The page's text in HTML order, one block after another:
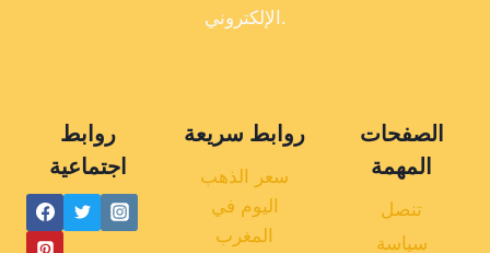
الإلكتروني.
روابط
اجتماعية
روابط سريعة
سعر الذهب
اليوم في
المغرب
الصفحات
المهمة
تنصل
سياسة